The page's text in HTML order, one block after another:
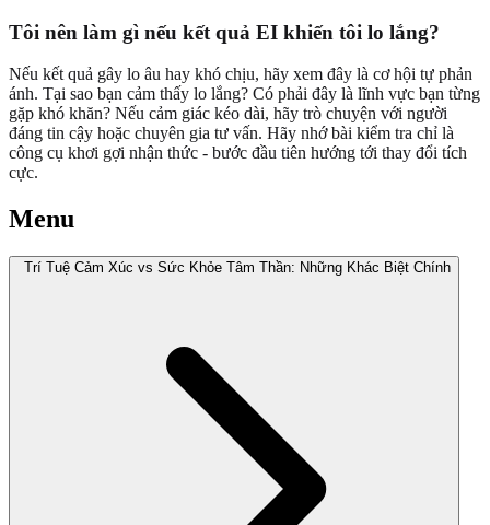
Tôi nên làm gì nếu kết quả EI khiến tôi lo lắng?
Nếu kết quả gây lo âu hay khó chịu, hãy xem đây là cơ hội tự phản
ánh. Tại sao bạn cảm thấy lo lắng? Có phải đây là lĩnh vực bạn từng
gặp khó khăn? Nếu cảm giác kéo dài, hãy trò chuyện với người
đáng tin cậy hoặc chuyên gia tư vấn. Hãy nhớ bài kiểm tra chỉ là
công cụ khơi gợi nhận thức - bước đầu tiên hướng tới thay đổi tích
cực.
Menu
Trí Tuệ Cảm Xúc vs Sức Khỏe Tâm Thần: Những Khác Biệt Chính